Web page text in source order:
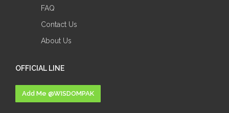
FAQ
Contact Us
About Us
OFFICIAL LINE
Add Me @WISDOMPAK